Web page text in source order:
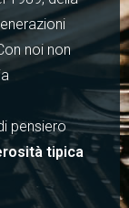
noi non
pensiero
tipica